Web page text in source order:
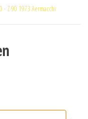
- Z 90 1973 Aermacchi